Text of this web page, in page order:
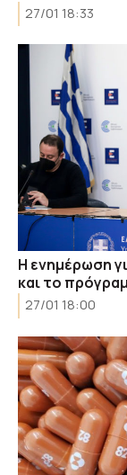
27/01 18:33
Η ενημέρωση
και το
27/01 18:00